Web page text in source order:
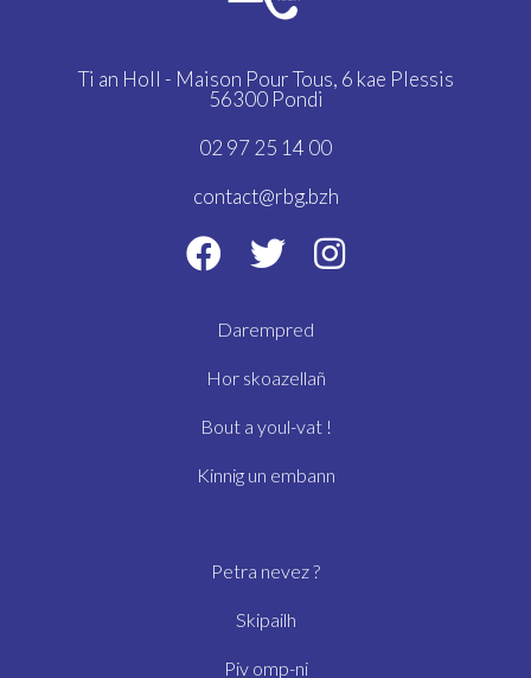
Ti an Holl - Maison Pour Tous, 6 kae Plessis
56300 Pondi
02 97 25 14 00
contact@rbg.bzh
Darempred
Hor skoazellañ
Bout a youl-vat !
Kinnig un embann
Petra nevez ?
Skipailh
Piv omp-ni